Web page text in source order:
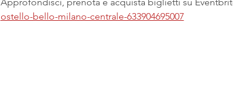
ostello-bello-milano-centrale-633904695007